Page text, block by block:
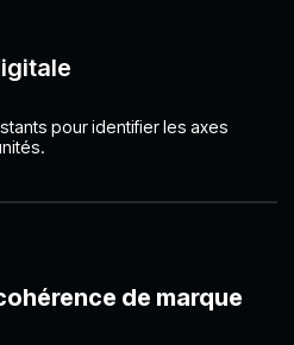
pour identifier les axes
de marque